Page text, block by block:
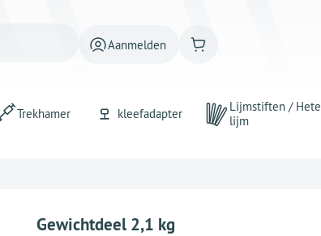
Aanmelden
Trekhamer kleefadapter
Lijmstiften / Hete
lijm
Gewichtdeel 2,1 kg